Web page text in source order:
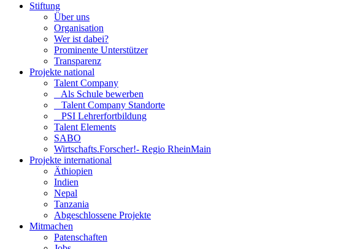
Stiftung
Über uns
Organisation
Wer ist dabei?
Prominente Unterstützer
Transparenz
Projekte national
Talent Company
Als Schule bewerben
Talent Company Standorte
PSI Lehrerfortbildung
Talent Elements
SABO
Wirtschafts.Forscher!- Regio RheinMain
Projekte international
Äthiopien
Indien
Nepal
Tanzania
Abgeschlossene Projekte
Mitmachen
Patenschaften